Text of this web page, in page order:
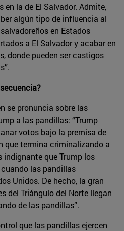
en la de El Salvador. Admite,
algún tipo de influencia al
en Estados
a El Salvador y acabar en
donde pueden ser castigos
se pronuncia sobre las
a las pandillas: “Trump
votos bajo la premisa de
que termina criminalizando a
que Trump los
las pandillas
Unidos. De hecho, la gran
del Triángulo del Norte llegan
de las pandillas”.
que las pandillas ejercen